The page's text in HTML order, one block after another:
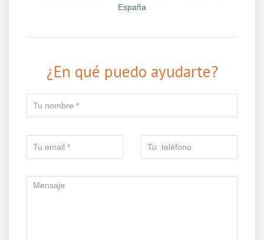
España
¿En qué puedo ayudarte?